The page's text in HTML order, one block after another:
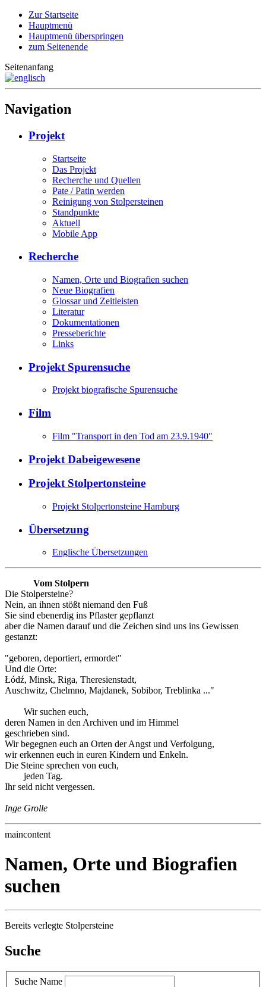
Zur Startseite
Hauptmenü
Hauptmenü überspringen
zum Seitenende
Seitenanfang
Navigation
Projekt
Startseite
Das Projekt
Recherche und Quellen
Pate / Patin werden
Reinigung von Stolpersteinen
Standpunkte
Aktuell
Mobile App
Recherche
Namen, Orte und Biografien suchen
Neue Biografien
Glossar und Zeitleisten
Literatur
Dokumentationen
Presseberichte
Links
Projekt Spurensuche
Projekt biografische Spurensuche
Film
Film "Transport in den Tod am 23.9.1940"
Projekt Dabeigewesene
Projekt Stolpertonsteine
Projekt Stolpertonsteine Hamburg
Übersetzung
Englische Übersetzungen
Vom Stolpern
Die Stolpersteine?
Nein, an ihnen stößt niemand den Fuß
Sie sind ebenerdig ins Pflaster gepflanzt
aber die Namen darauf und die Zeichen sind uns ins Gewissen
gestanzt:
"geboren, deportiert, ermordet"
Und die Orte:
Łódź, Minsk, Riga, Theresienstadt,
Auschwitz, Chelmno, Majdanek, Sobibor, Treblinka ..."
Wir suchen euch,
deren Namen in den Archiven und im Himmel
geschrieben sind.
Wir begegnen euch an Orten der Angst und Verfolgung,
wir erkennen euch in euren Kindern und Enkeln.
Die Steine sprechen von euch,
jeden Tag.
Ihr seid nicht vergessen.
Inge Grolle
maincontent
Namen, Orte und Biografien
suchen
Bereits verlegte Stolpersteine
Suche
Suche Name